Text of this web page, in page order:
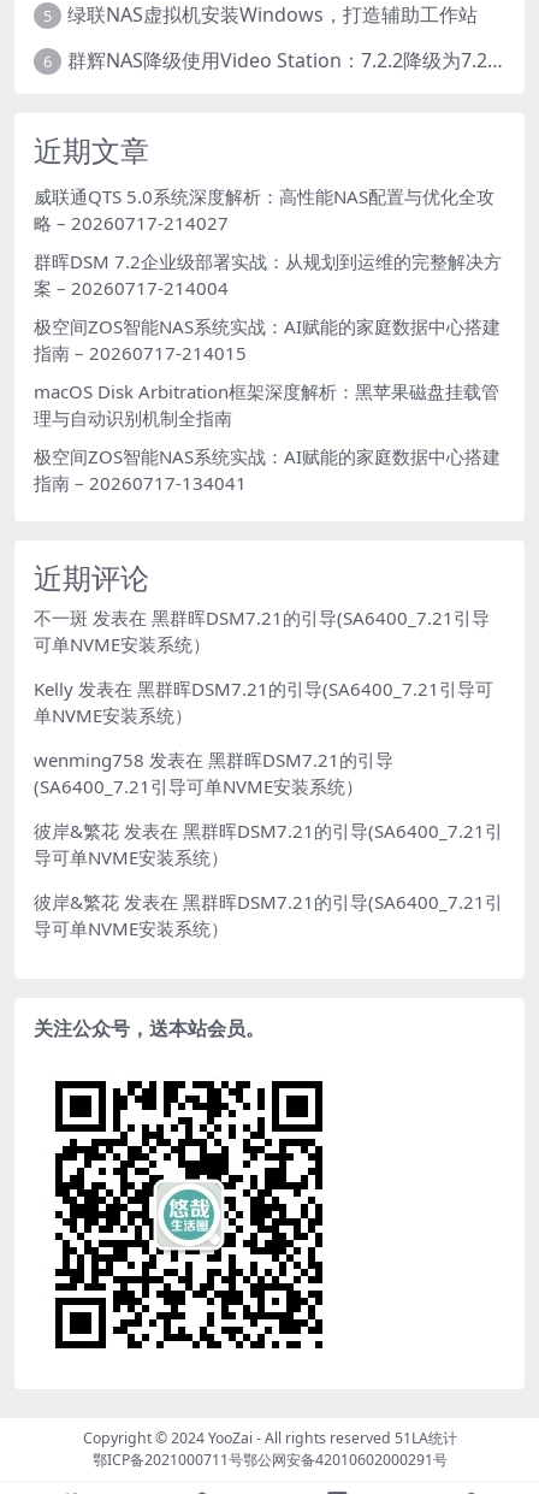
5 绿联NAS虚拟机安装Windows，打造辅助工作站
6 群辉NAS降级使用Video Station：7.2.2降级为7.2.1，也可降为其他版本
近期文章
威联通QTS 5.0系统深度解析：高性能NAS配置与优化全攻
略 – 20260717-214027
群晖DSM 7.2企业级部署实战：从规划到运维的完整解决方
案 – 20260717-214004
极空间ZOS智能NAS系统实战：AI赋能的家庭数据中心搭建
指南 – 20260717-214015
macOS Disk Arbitration框架深度解析：黑苹果磁盘挂载管
理与自动识别机制全指南
极空间ZOS智能NAS系统实战：AI赋能的家庭数据中心搭建
指南 – 20260717-134041
近期评论
不一斑 发表在 黑群晖DSM7.21的引导(SA6400_7.21引导
可单NVME安装系统）
Kelly 发表在 黑群晖DSM7.21的引导(SA6400_7.21引导可
单NVME安装系统）
wenming758 发表在 黑群晖DSM7.21的引导
(SA6400_7.21引导可单NVME安装系统）
彼岸&繁花 发表在 黑群晖DSM7.21的引导(SA6400_7.21引
导可单NVME安装系统）
彼岸&繁花 发表在 黑群晖DSM7.21的引导(SA6400_7.21引
导可单NVME安装系统）
关注公众号，送本站会员。
Copyright © 2024YooZai - All rights reserved 51LA统计
鄂ICP备2021000711号鄂公网安备42010602000291号